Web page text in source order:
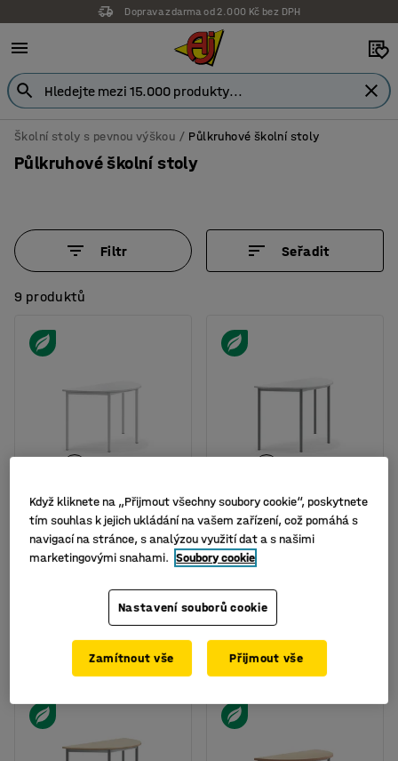
Doprava zdarma od 2.000 Kč bez DPH
Školní stoly s pevnou výškou Půlkruhové školní stoly
Půlkruhové školní stoly
Filtr Seřadit
9 produktů
K dispozici ve více
variantách
Stůl BORÅS, půlkruh,
1200x600x720 mm, bílé
nohy, HPL deska, bílá
34697603
4 399 Kč
K dispozici ve více
variantách
Stůl BORÅS, půlkruh,
1200x600x760 mm,
stříbrné nohy, HPL
deska, bílá
Číslo výrobku
4 399 Kč
bez DPH
KOUPIT
Když kliknete na „Přijmout všechny soubory cookie“, poskytnete
tím souhlas k jejich ukládání na vašem zařízení, což pomáhá s
navigací na stránce, s analýzou využití dat a s našimi
marketingovými snahami. Soubory cookie
Nastavení souborů cookie
Zamítnout vše Přijmout vše